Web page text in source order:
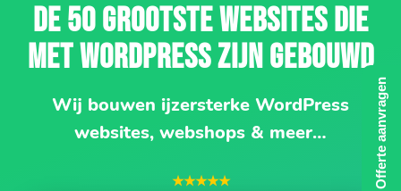
DE 50 GROOTSTE WEBSITES DIE
MET WORDPRESS ZIJN GEBOUWD
Wij bouwen ijzersterke WordPress
websites, webshops & meer…
★★★★★ Offerte aanvragen